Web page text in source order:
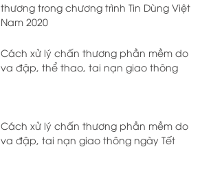
thương trong chương trình Tin Dùng Việt
Nam 2020
Cách xử lý chấn thương phần mềm do
va đập, thể thao, tai nạn giao thông
Cách xử lý chấn thương phần mềm do
va đập, tai nạn giao thông ngày Tết